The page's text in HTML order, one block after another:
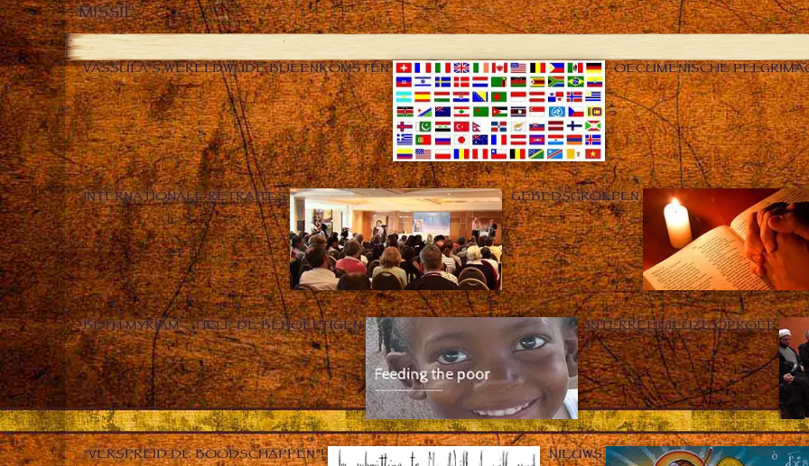
MISSIE
VASSULA’S WERELDWIJDE BIJEENKOMSTEN OECUMENISCHE
INTERNATIONALE RETRAITES GEBEDSGROEPEN
BETH MYRIAM – HELP DE BEHOEFTIGEN INTERRELIGIEUZE OPROEP
“VERSPREID DE BOODSCHAPPEN”! NIEUWS